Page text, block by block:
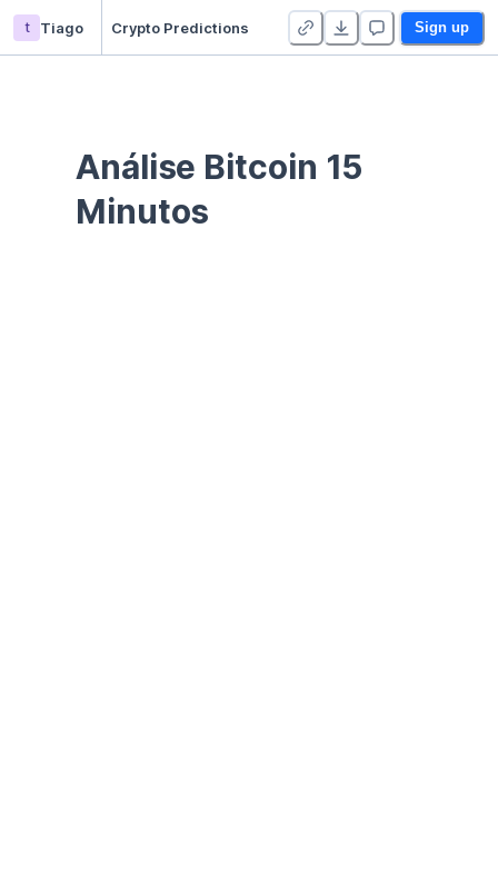
t Tiago Crypto Predictions Sign up
Análise Bitcoin 15
Minutos